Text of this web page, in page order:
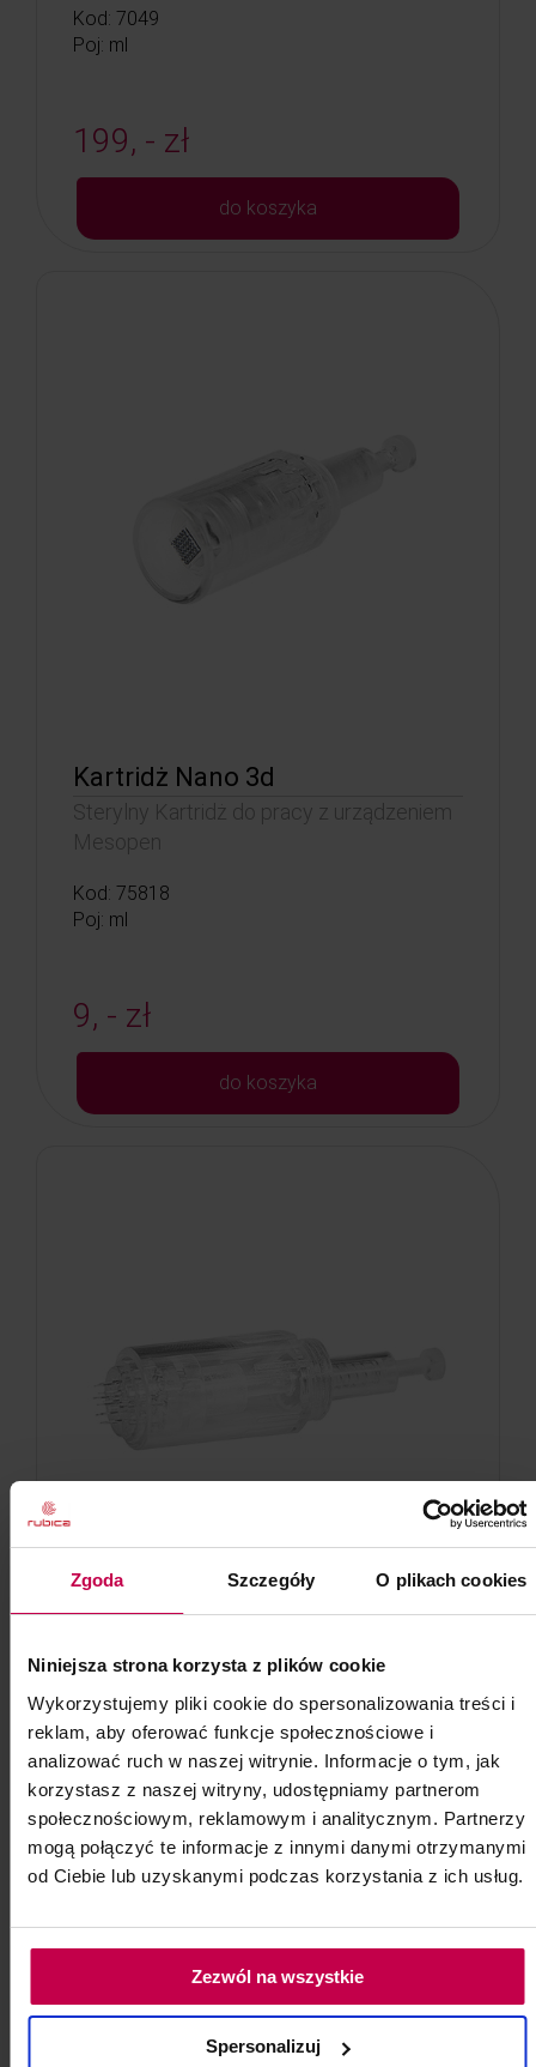
Zgoda Szczegóły O plikach cookies
Niniejsza strona korzysta z plików cookie
Wykorzystujemy pliki cookie do spersonalizowania treści i
reklam, aby oferować funkcje społecznościowe i
analizować ruch w naszej witrynie. Informacje o tym, jak
korzystasz z naszej witryny, udostępniamy partnerom
społecznościowym, reklamowym i analitycznym. Partnerzy
mogą połączyć te informacje z innymi danymi otrzymanymi
od Ciebie lub uzyskanymi podczas korzystania z ich usług.
Zezwól na wszystkie
Spersonalizuj
Kod: 7049
Poj: ml
199, - zł
do koszyka
Kartridż Nano 3d
Sterylny Kartridż do pracy z urządzeniem
Mesopen
Kod: 75818
Poj: ml
9, - zł
do koszyka
Kartridż 12 igłowy
Mesopen
Kod: 75813
Poj: ml
9, - zł